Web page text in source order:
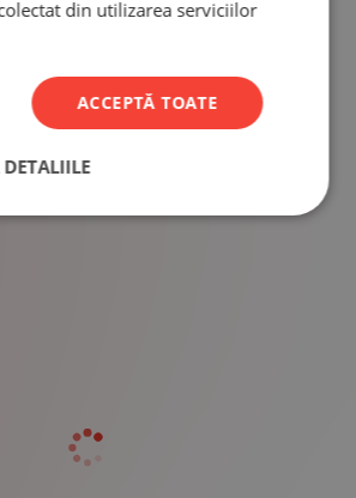
din utilizarea serviciilor
ACCEPTĂ TOATE